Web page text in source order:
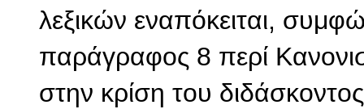
λεξικών εναπόκειται,
παράγραφος 8 περί
στην κρίση του